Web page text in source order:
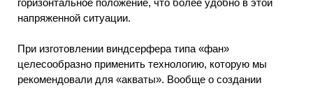
напряженной ситуации.
При изготовлении виндсерфера типа «фан»
целесообразно применить технологию, которую мы
рекомендовали для «акваты». Вообще о создании